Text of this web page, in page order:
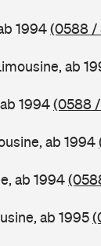
1994(0588 /
ab
1994(0588
ab 1994
ab 1994
ab 1995